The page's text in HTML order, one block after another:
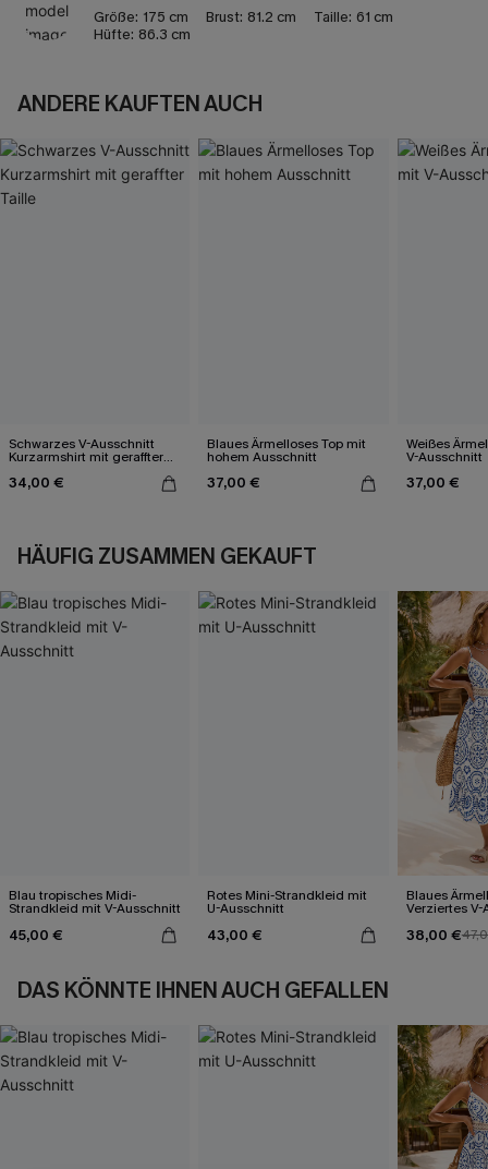
Größe: 175 cm Brust: 81.2 cm Taille: 61 cm
Hüfte: 86.3 cm
ANDERE KAUFTEN AUCH
Schwarzes V-Ausschnitt
Kurzarmshirt mit geraffter
34,00 €
Blaues Ärmelloses Top mit
hohem Ausschnitt
37,00 €
Weißes
V-Ausschnitt
37,00 €
HÄUFIG ZUSAMMEN GEKAUFT
Blau tropisches Midi-
Strandkleid mit V-Ausschnitt
45,00 €
Rotes Mini-Strandkleid mit
U-Ausschnitt
43,00 €
Blaues
Verziertes
38,00 €
DAS KÖNNTE IHNEN AUCH GEFALLEN